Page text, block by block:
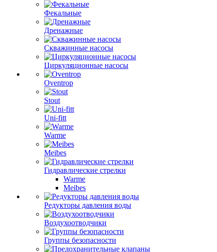
Фекальные
Дренажные
Скважинные насосы
Циркуляционные насосы
Oventrop
Stout
Uni-fitt
Warme
Meibes
Гидравлические стрелки
Warme
Meibes
Редукторы давления воды
Воздухоотводчики
Группы безопасности